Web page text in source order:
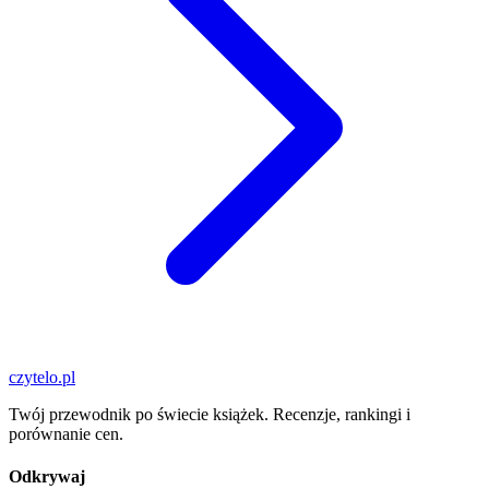
czytelo.pl
Twój przewodnik po świecie książek. Recenzje, rankingi i
porównanie cen.
Odkrywaj